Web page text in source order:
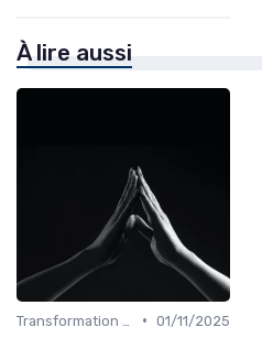
À lire aussi
• 01/11/2025